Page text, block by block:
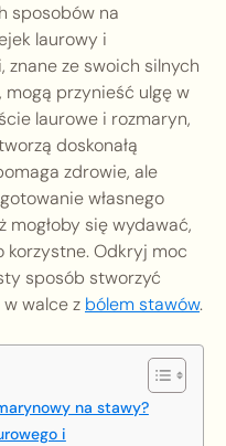
sposobów na
laurowy i
znane ze swoich silnych
mogą przynieść ulgę w
laurowe i rozmaryn,
doskonałą
zdrowie, ale
własnego
mogłoby się wydawać,
korzystne. Odkryj moc
sposób stworzyć
walce z bólem stawów.
na stawy?
i